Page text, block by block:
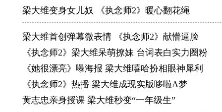
梁大维变身女儿奴 《执念师2》暖心翻花绳
梁大维首创弹幕微表情 《执念师2》献懵逼脸
《执念师2》梁大维呆萌撩妹 台词表白实力圈粉
《她很漂亮》曝海报 梁大维嘻哈扮相眼神犀利
《执念师2》热播 梁大维成现实版哆啦A梦
黄志忠亲身授课 梁大维秒变“一年级生”